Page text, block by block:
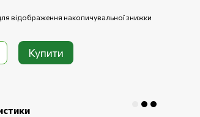
відображення накопичувальної знижки
Купити